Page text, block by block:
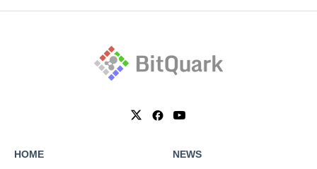
HOME NEWS